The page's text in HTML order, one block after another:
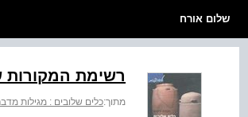
שלום אורח
רשימת
מתוך:כלים שלובים : מגילות